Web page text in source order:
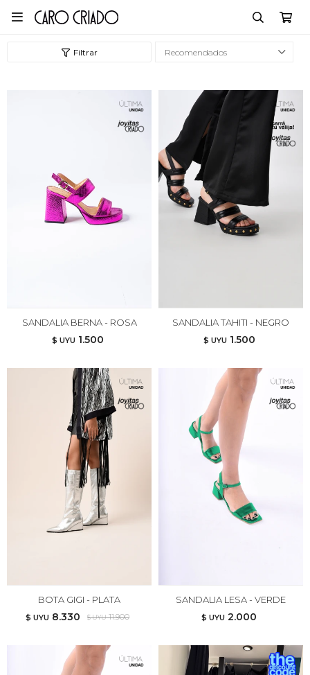

Recomendados
SANDALIA BERNA - ROSA
$ UYU 1.500
SANDALIA TAHITI - NEGRO
$ UYU 1.500
BOTA GIGI - PLATA
$ UYU 8.330 $ UYU 11.900
SANDALIA LESA - VERDE
$ UYU 2.000